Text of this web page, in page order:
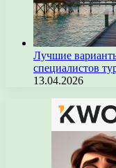
Лучшие
специалистов
13.04.2026